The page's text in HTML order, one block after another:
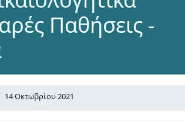
Παθήσεις -
14 Οκτωβρίου 2021